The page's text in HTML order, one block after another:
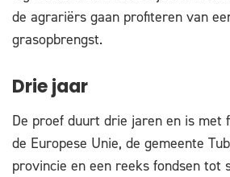
de agrariërs gaan profiteren van
grasopbrengst.
Drie jaar
De proef duurt drie jaren en is met
de Europese Unie, de gemeente
provincie en een reeks fondsen tot